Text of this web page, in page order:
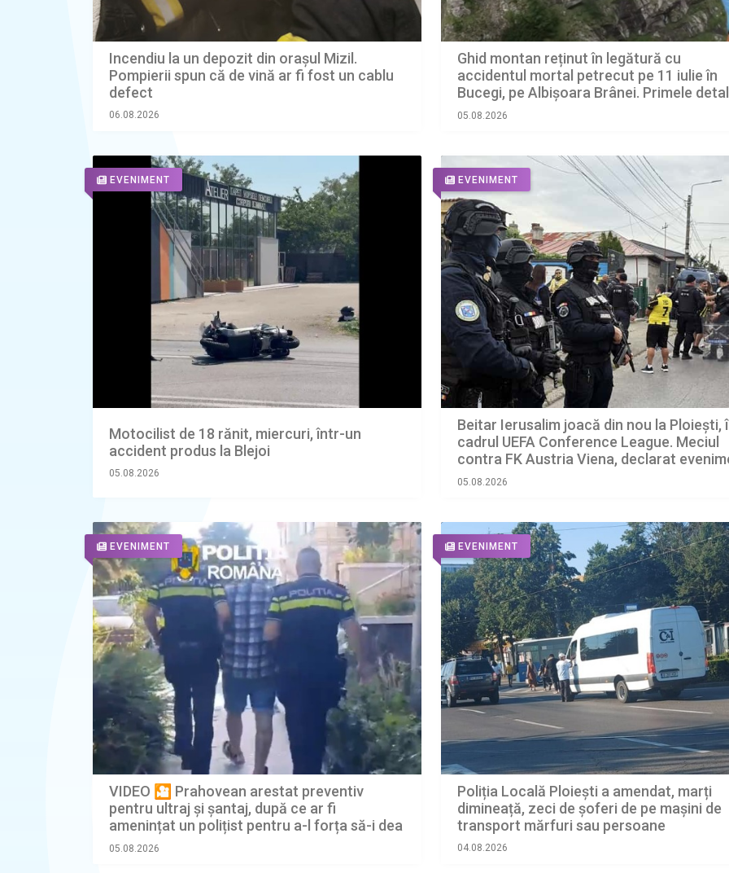
Incendiu la un depozit din orașul Mizil.
Pompierii spun că de vină ar fi fost un cablu
defect
06.08.2026
Ghid montan reținut în legătură cu
accidentul mortal petrecut pe 11 iulie în
Bucegi, pe Albișoara Brânei. Primele
din anchetă făcute publice de procurori
05.08.2026
EVENIMENT
Motocilist de 18 rănit, miercuri, într-un
accident produs la Blejoi
05.08.2026
EVENIMENT
Beitar Ierusalim joacă din nou la Ploiești,
cadrul UEFA Conference League. Meciul
contra FK Austria Viena, declarat
cu grad ridicat de risc
05.08.2026
EVENIMENT
VIDEO 🎦 Prahovean arestat preventiv
pentru ultraj și șantaj, după ce ar fi
amenințat un polițist pentru a-l forța să-i dea
bani de amendă
05.08.2026
EVENIMENT
Poliția Locală Ploiești a amendat, marți
dimineață, zeci de șoferi de pe mașini de
transport mărfuri sau persoane
04.08.2026